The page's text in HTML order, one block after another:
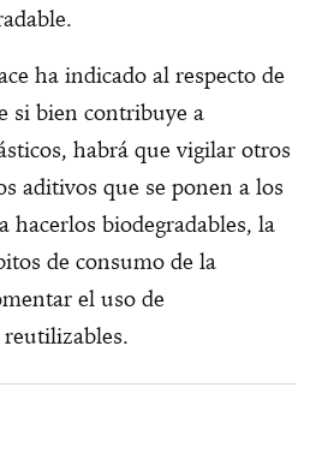
ha indicado al respecto de
si bien contribuye a
habrá que vigilar otros
aditivos que se ponen a los
hacerlos biodegradables, la
de consumo de la
el uso de
reutilizables.